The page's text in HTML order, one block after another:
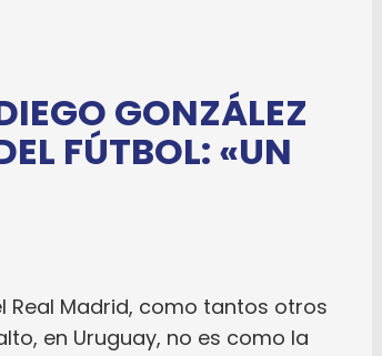
GONZÁLEZ
FÚTBOL: «UN
Real Madrid, como tantos otros
en Uruguay, no es como la